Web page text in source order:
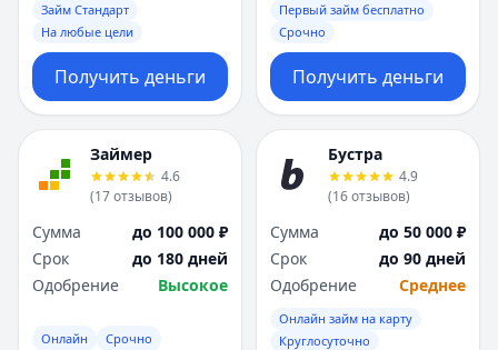
Займ Стандарт
На любые цели
Получить деньги
Первый займ бесплатно
Срочно
Получить деньги
Займер
4.6
(17отзывов)
Сумма
до 100 000 ₽
Срок
до 180 дней
Одобрение
Высокое
Онлайн Срочно
Бустра
4.9
(16отзывов)
Сумма
до 50 000 ₽
Срок
до 90 дней
Одобрение
Среднее
Онлайн займ на карту
Круглосуточно